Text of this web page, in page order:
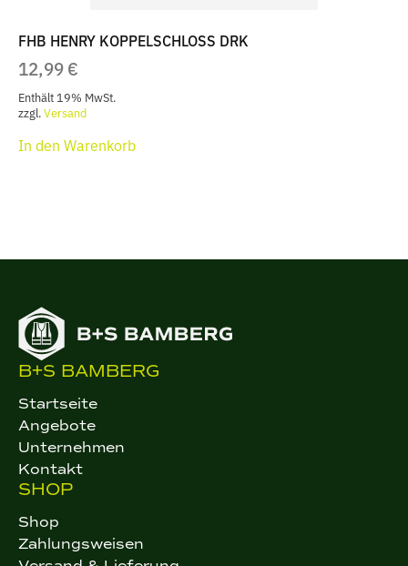
FHB HENRY KOPPELSCHLOSS DRK
12,99€
Enthält 19% MwSt.
zzgl.Versand
In den Warenkorb
B+S BAMBERG
Startseite
Angebote
Unternehmen
Kontakt
SHOP
Shop
Zahlungsweisen